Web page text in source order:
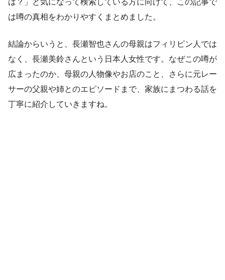
は？」と気になって検索している方に向けて、この記事で
は噂の真相をわかりやすくまとめました。
結論からいうと、長瀬智也さんの母親はフィリピン人では
なく、長瀬美鈴さんという日本人女性です。なぜこの噂が
広まったのか、母親の人物像やお店のこと、さらに元レー
サーの父親や姉とのエピソードまで、家族にまつわる話を
丁寧に紹介していきますね。